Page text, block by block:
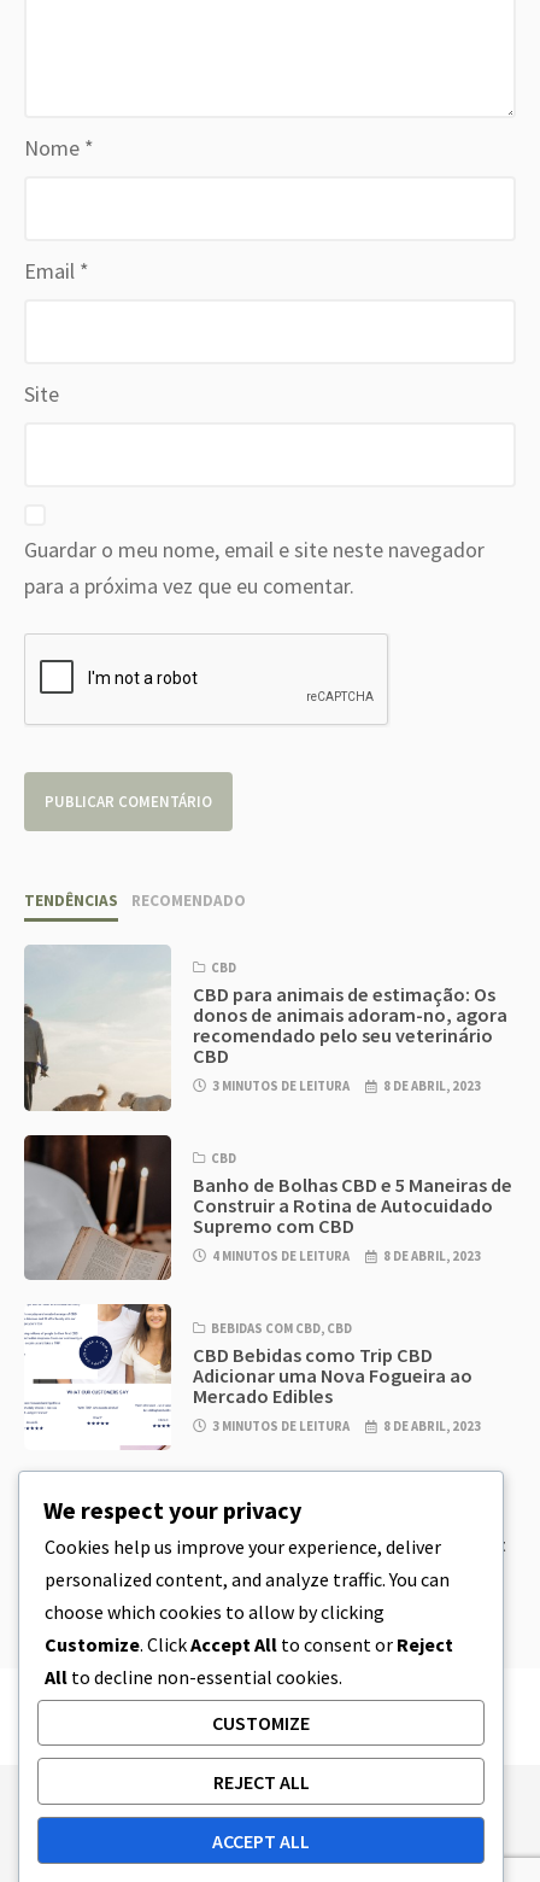
Nome *
Email *
Site
Guardar o meu nome, email e site neste navegador
para a próxima vez que eu comentar.
TENDÊNCIAS RECOMENDADO
CBD
CBD para animais de estimação: Os
donos de animais adoram-no, agora
recomendado pelo seu veterinário
CBD
3 MINUTOS DE LEITURA 8 DE ABRIL, 2023
CBD
Banho de Bolhas CBD e 5 Maneiras de
Construir a Rotina de Autocuidado
Supremo com CBD
4 MINUTOS DE LEITURA 8 DE ABRIL, 2023
BEBIDAS COM CBD, CBD
CBD Bebidas como Trip CBD
Adicionar uma Nova Fogueira ao
Mercado Edibles
3 MINUTOS DE LEITURA 8 DE ABRIL, 2023
CBD EDIBLES
CBD Cookie Dough & Incrivelmente
simples CBD Edibles You Can Make at
Home
5 MINUTOS DE LEITURA
Publishing Principles
Ethics Policy
Corrections Policy
Feedback Policy
We respect your privacy
Cookies help us improve your experience, deliver
personalized content, and analyze traffic. You can
choose which cookies to allow by clicking
Customize. ClickAccept All to consent or Reject
All to decline non-essential cookies.
CUSTOMIZE
REJECT ALL
ACCEPT ALL